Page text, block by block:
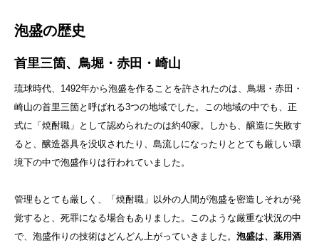
泡盛の歴史
首里三箇、鳥堀・赤田・崎山
琉球時代、1492年から泡盛を作ることを許されたのは、鳥堀・赤田・
崎山の首里三箇と呼ばれる3つの地域でした。この地域の中でも、正
式に「焼酎職」として認められたのは約40家。しかも、醸造に失敗す
ると、醸造器具を没収されたり、島流しになったりととても厳しい環
境下の中で泡盛作りは行われていました。
管理もとても厳しく、「焼酎職」以外の人間が泡盛を密造しそれが発
覚すると、死罪になる場合もありました。このような厳重な状況の中
で、泡盛作りの技術はどんどん上がっていきました。 泡盛は、薬用酒